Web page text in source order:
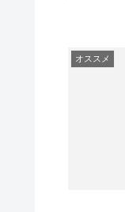
オススメ